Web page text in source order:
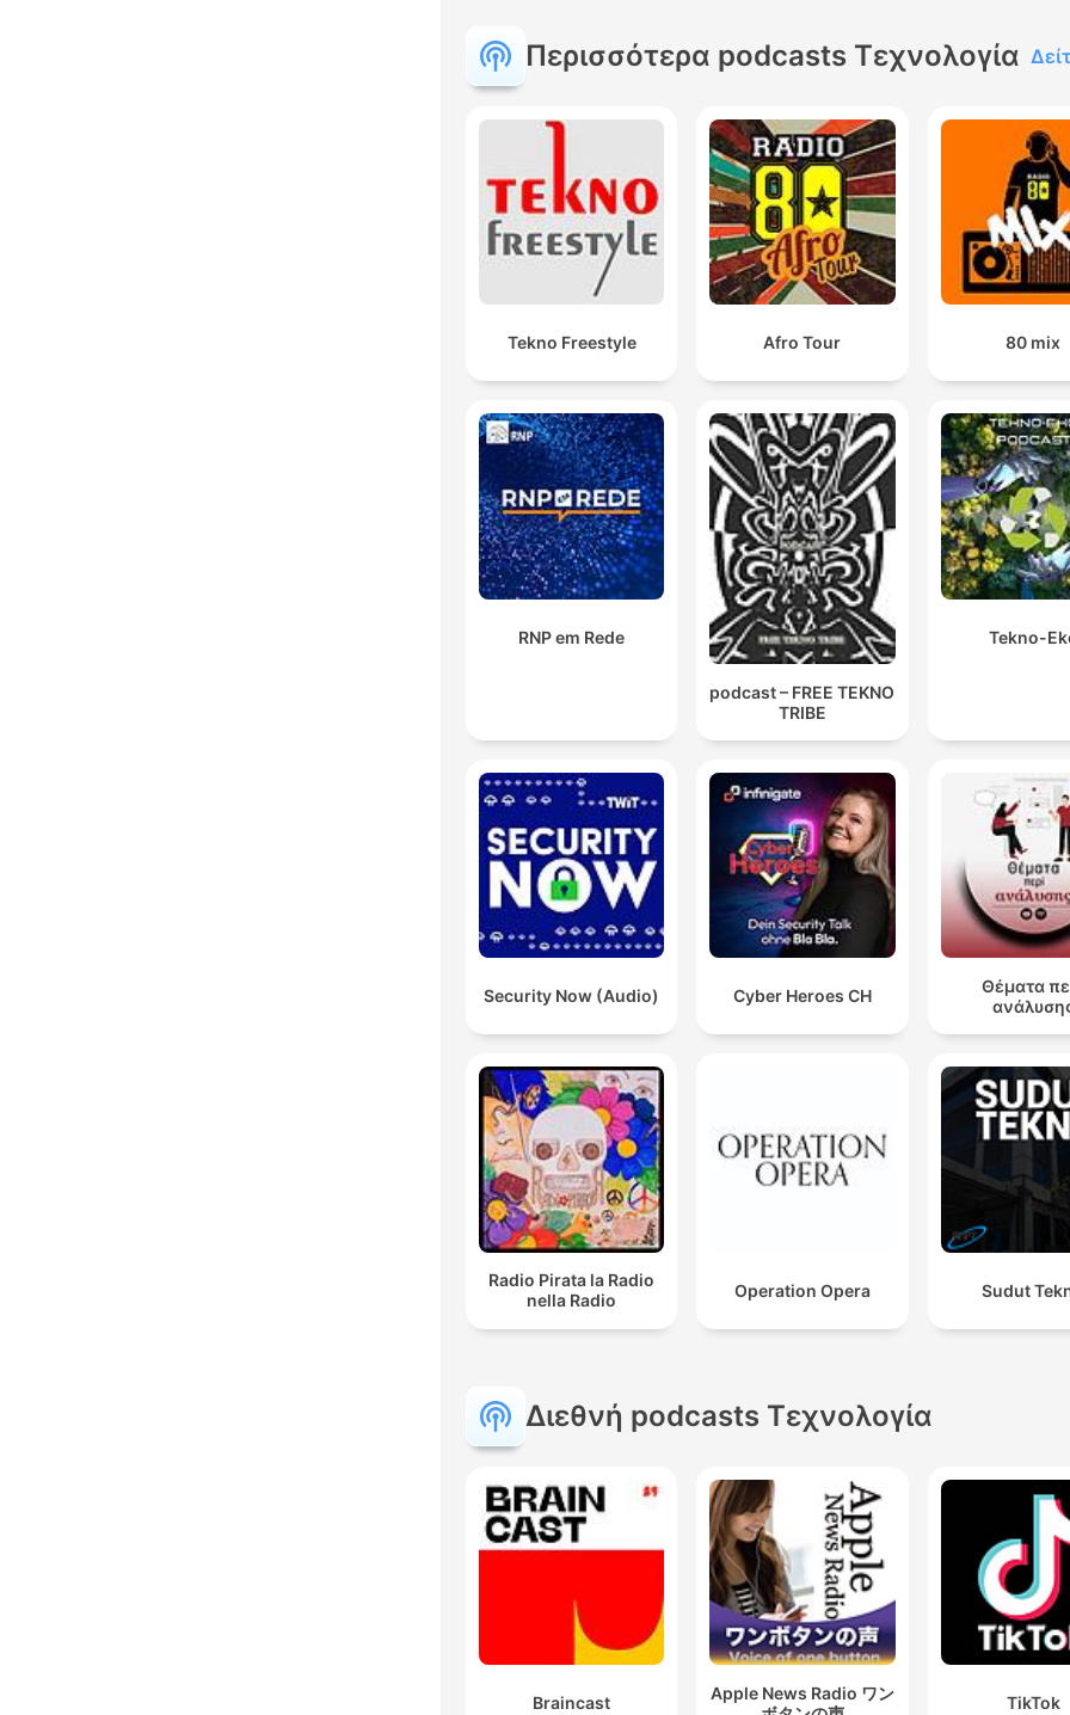
Περισσότερα podcasts Τεχνολογία
Tekno Freestyle Afro Tour 80 mix
RNP em Rede
podcast – FREE TEKNO
TRIBE
Tekno-
Security Now (Audio) Cyber Heroes CH
Θέματα
Radio Pirata la Radio
nella Radio
Operation Opera Sudut
Διεθνή podcasts Τεχνολογία
Braincast
Apple News Radio ワン
TikTok